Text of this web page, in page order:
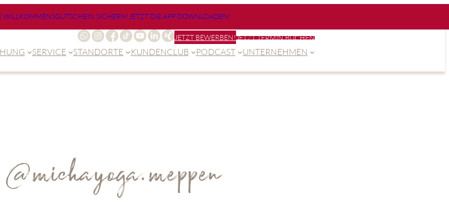
WILLKOMMENSGUTSCHEIN SICHERN! JETZT DIE APP DOWNLOADEN!
JETZT BEWERBEN!JETZT TERMIN BUCHEN
SERVICE STANDORTE KUNDENCLUB PODCAST UNTERNEHMEN
@michayoga.meppen